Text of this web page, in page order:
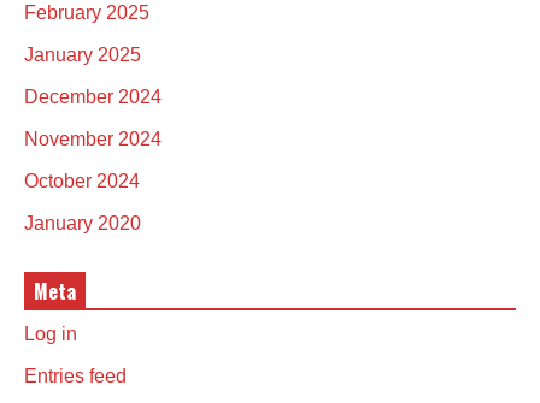
February 2025
January 2025
December 2024
November 2024
October 2024
January 2020
Meta
Log in
Entries feed